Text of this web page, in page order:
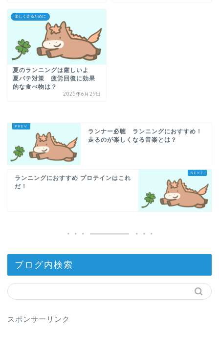
楽しく走るために
夏のランニングは厳しいよ
夏バテ対策 疲労回復に効果
的な食べ物は？
2025年6月29日
ランナー必聴 ランニングにおすすめ！
走るのが楽しくなる音楽とは？
ランニングにおすすめ プロテインはこれ
だ！
ブログ内検索
スポンサーリンク